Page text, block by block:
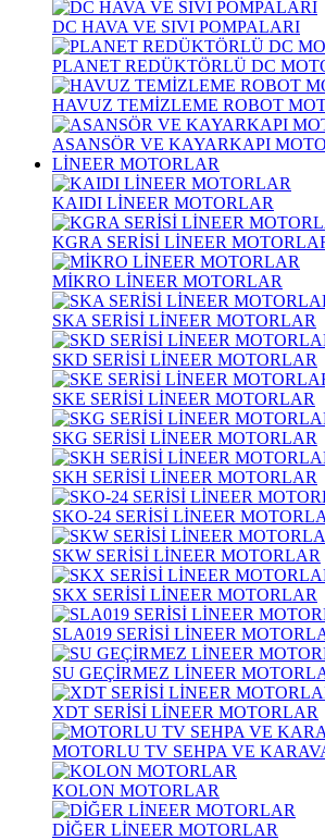
DC HAVA VE SIVI POMPALARI
PLANET REDÜKTÖRLÜ DC
HAVUZ TEMİZLEME ROBOT
ASANSÖR VE KAYARKAPI
LİNEER MOTORLAR
KAIDI LİNEER MOTORLAR
KGRA SERİSİ LİNEER
MİKRO LİNEER MOTORLAR
SKA SERİSİ LİNEER MOTORLAR
SKD SERİSİ LİNEER MOTORLAR
SKE SERİSİ LİNEER MOTORLAR
SKG SERİSİ LİNEER MOTORLAR
SKH SERİSİ LİNEER MOTORLAR
SKO-24 SERİSİ LİNEER
SKW SERİSİ LİNEER MOTORLAR
SKX SERİSİ LİNEER MOTORLAR
SLA019 SERİSİ LİNEER
SU GEÇİRMEZ LİNEER
XDT SERİSİ LİNEER MOTORLAR
MOTORLU TV SEHPA VE
KOLON MOTORLAR
DİĞER LİNEER MOTORLAR